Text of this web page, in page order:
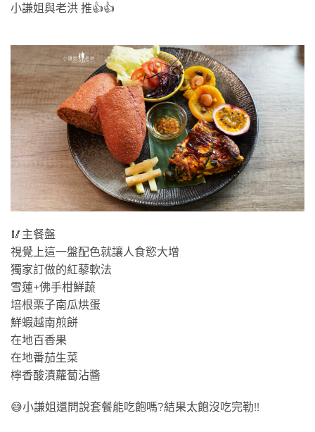
小謙姐與老洪 推👍👍
🥢主餐盤
視覺上這一盤配色就讓人食慾大增
獨家訂做的紅藜軟法
雪蓮+佛手柑鮮蔬
培根栗子南瓜烘蛋
鮮蝦越南煎餅
在地百香果
在地番茄生菜
檸香酸漬蘿蔔沾醬
😅小謙姐還問說套餐能吃飽嗎?結果太飽沒吃完勒!!